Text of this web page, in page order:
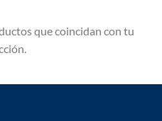
que coincidan con tu